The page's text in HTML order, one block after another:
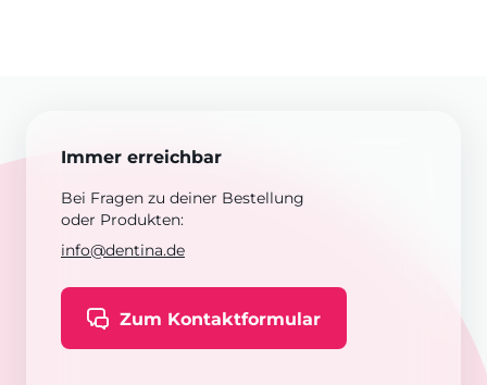
Immer erreichbar
Bei Fragen zu deiner Bestellung
oder Produkten:
info@dentina.de
Zum Kontaktformular